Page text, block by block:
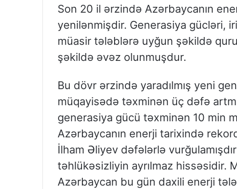
Son 20 il ərzində Azərbaycanın
yenilənmişdir. Generasiya gücləri,
müasir tələblərə uyğun şəkildə
şəkildə əvəz olunmuşdur.
Bu dövr ərzində yaradılmış yeni
müqayisədə təxminən üç dəfə
generasiya gücü təxminən 10 min
Azərbaycanın enerji tarixində
İlham Əliyev dəfələrlə
təhlükəsizliyin ayrılmaz hissəsidir.
Azərbaycan bu gün daxili enerji